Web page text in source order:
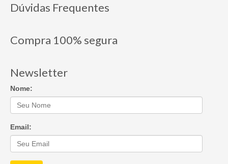
Dúvidas Frequentes
Compra 100% segura
Newsletter
Nome:
Email: